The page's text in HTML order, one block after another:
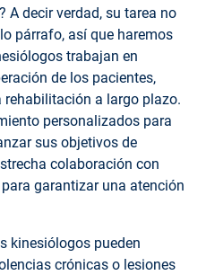
A decir verdad, su tarea no
párrafo, así que haremos
trabajan en
de los pacientes,
a largo plazo.
personalizados para
sus objetivos de
colaboración con
garantizar una atención
kinesiólogos pueden
crónicas o lesiones